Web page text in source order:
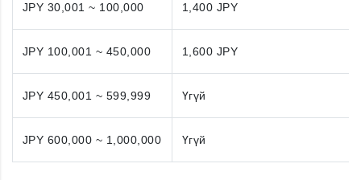
JPY 30,001 ~ 100,000 1,400 JPY
JPY 100,001 ~ 450,000 1,600 JPY
JPY 450,001 ~ 599,999 Үгүй
JPY 600,000 ~ 1,000,000 Үгүй